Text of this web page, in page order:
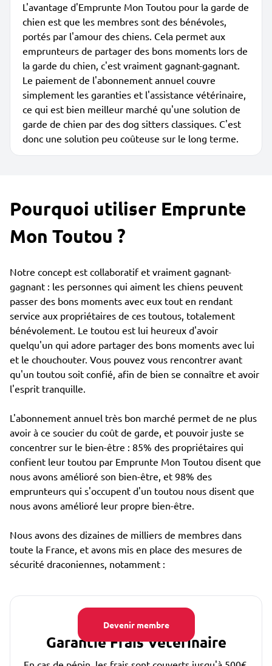
Devenir membre
L'avantage d'Emprunte Mon Toutou pour la garde de
chien est que les membres sont des bénévoles,
portés par l'amour des chiens. Cela permet aux
emprunteurs de partager des bons moments lors de
la garde du chien, c'est vraiment gagnant-gagnant.
Le paiement de l'abonnement annuel couvre
simplement les garanties et l'assistance vétérinaire,
ce qui est bien meilleur marché qu'une solution de
garde de chien par des dog sitters classiques. C'est
donc une solution peu coûteuse sur le long terme.
Pourquoi utiliser Emprunte
Mon Toutou ?
Notre concept est collaboratif et vraiment gagnant-
gagnant : les personnes qui aiment les chiens peuvent
passer des bons moments avec eux tout en rendant
service aux propriétaires de ces toutous, totalement
bénévolement. Le toutou est lui heureux d'avoir
quelqu'un qui adore partager des bons moments avec lui
et le chouchouter. Vous pouvez vous rencontrer avant
qu'un toutou soit confié, afin de bien se connaître et avoir
l'esprit tranquille.
L'abonnement annuel très bon marché permet de ne plus
avoir à ce soucier du coût de garde, et pouvoir juste se
concentrer sur le bien-être : 85% des propriétaires qui
confient leur toutou par Emprunte Mon Toutou disent que
nous avons amélioré son bien-être, et 98% des
emprunteurs qui s'occupent d'un toutou nous disent que
nous avons amélioré leur propre bien-être.
Nous avons des dizaines de milliers de membres dans
toute la France, et avons mis en place des mesures de
sécurité draconiennes, notamment :
Garantie Frais Vétérinaire